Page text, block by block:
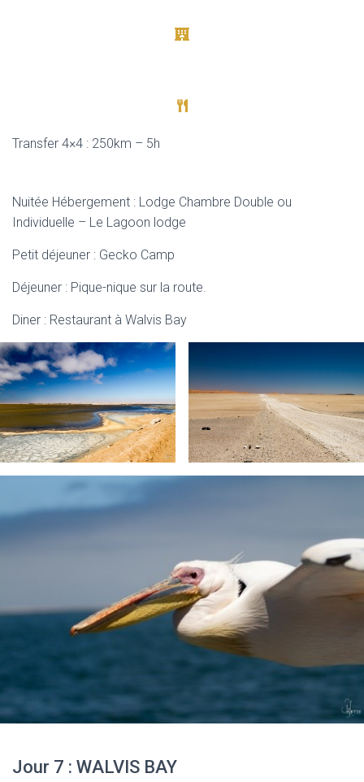
Transfer 4×4 : 250km – 5h
Nuitée Hébergement : Lodge Chambre Double ou
Individuelle – Le Lagoon lodge
Petit déjeuner : Gecko Camp
Déjeuner : Pique-nique sur la route.
Diner : Restaurant à Walvis Bay
Jour 7 : WALVIS BAY